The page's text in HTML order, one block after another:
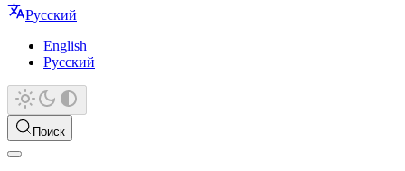
Русский
English
Русский
Поиск